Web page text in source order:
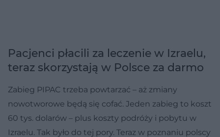
Pacjenci płacili za leczenie w Izraelu,
teraz skorzystają w Polsce za darmo
Zabieg PIPAC trzeba powtarzać – aż zmiany
nowotworowe będą się cofać. Jeden zabieg to koszt
60 tys. dolarów – plus koszty podróży i pobytu w
Izraelu. Tak było do tej pory. Teraz w poznaniu polscy